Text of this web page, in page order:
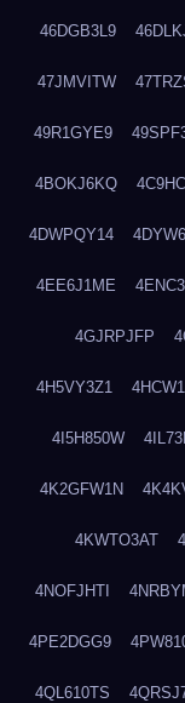
46DGB3L9
47JMVITW
49R1GYE9
4BOKJ6KQ
4DWPQY14
4EE6J1ME
4GJRPJFP
4H5VY3Z1
4I5H850W
4K2GFW1N
4KWTO3AT
4NOFJHTI
4PE2DGG9
4QL610TS